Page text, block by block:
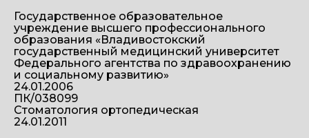
Государственное образовательное
учреждение высшего профессионального
образования «Владивостокский
государственный медицинский университет
Федерального агентства по здравоохранению
и социальному развитию»
24.01.2006
ПК/038099
Стоматология ортопедическая
24.01.2011